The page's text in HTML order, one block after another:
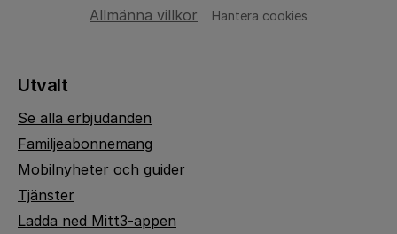
Allmänna villkor Hantera cookies
Utvalt
Se alla erbjudanden
Familjeabonnemang
Mobilnyheter och guider
Tjänster
Ladda ned Mitt3-appen